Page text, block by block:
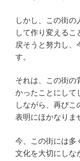
しかし、この街の
して作り変えるこ
戻そうと努力し、
す。
それは、この街の
かったことにして
しながら、再び
表明にほかなりま
今、この街には多
文化を大切にしな